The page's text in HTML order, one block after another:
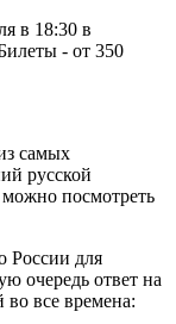
в 18:30 в
- от 350
самых
русской
можно посмотреть
России для
очередь ответ на
все времена: